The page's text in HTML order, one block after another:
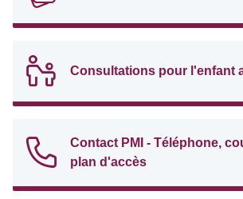
Consultations pour l'enfant
Contact PMI - Téléphone,
plan d'accès